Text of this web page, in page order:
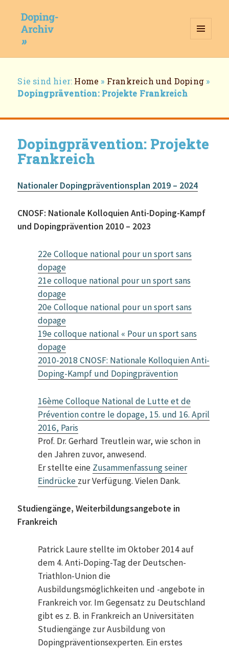
WIDGETS
Breadcrumb-
Navigation
Sie sind hier: Home » Frankreich und Doping »
Dopingprävention: Projekte Frankreich
Dopingprävention: Projekte
Frankreich
Nationaler Dopingpräventionsplan 2019 – 2024
CNOSF: Nationale Kolloquien Anti-Doping-Kampf
und Dopingprävention 2010 – 2023
22e Colloque national pour un sport sans
dopage
21e colloque national pour un sport sans
dopage
20e Colloque national pour un sport sans
dopage
19e colloque national « Pour un sport sans
dopage
2010-2018 CNOSF: Nationale Kolloquien Anti-
Doping-Kampf und Dopingprävention
16ème Colloque National de Lutte et de
Prévention contre le dopage, 15. und 16. April
2016, Paris
Prof. Dr. Gerhard Treutlein war, wie schon in
den Jahren zuvor, anwesend.
Er stellte eine Zusammenfassung seiner
Eindrücke zur Verfügung. Vielen Dank.
Studiengänge, Weiterbildungsangebote in
Frankreich
Patrick Laure stellte im Oktober 2014 auf
dem 4. Anti-Doping-Tag der Deutschen-
Triathlon-Union die
Ausbildungsmöglichkeiten und -angebote in
Frankreich vor. Im Gegensatz zu Deutschland
gibt es z. B. in Frankreich an Universitäten
Studiengänge zur Ausbildung von
Dopingpräventionsexperten. Ein erstes